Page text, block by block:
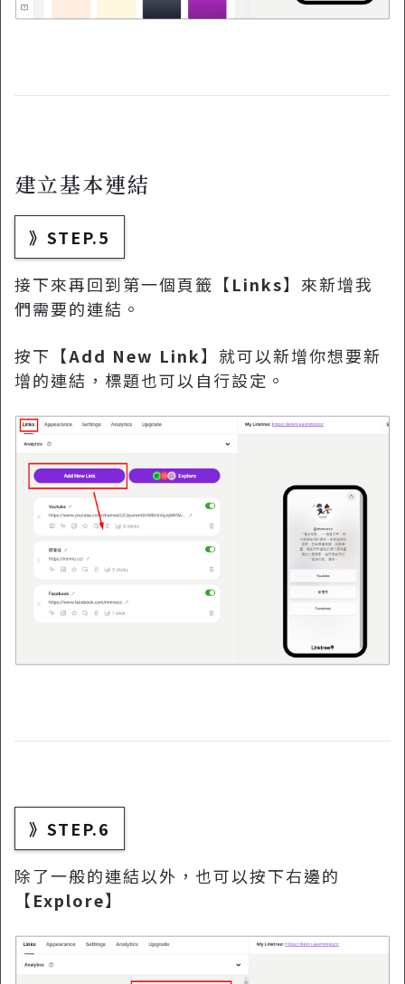
建立基本連結
》STEP.5
接下來再回到第一個頁籤【Links】來新增我
們需要的連結。
按下【Add New Link】就可以新增你想要新
增的連結，標題也可以自行設定。
》STEP.6
除了一般的連結以外，也可以按下右邊的
【Explore】